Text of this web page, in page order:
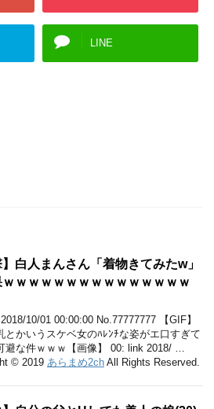
LINE
】白人まんさん「着物きてみたw」
ｗｗｗｗｗｗｗｗｗｗｗｗｗｗ
10/01 00:00:00 No.77777777 【GIF】
とかいうスケベ女のﾊﾚﾝﾁな姿がエ口すぎて
避な件ｗｗｗ【画像】 00: link 2018/ …
© 2019 あらまめ2ch All Rights Reserved.